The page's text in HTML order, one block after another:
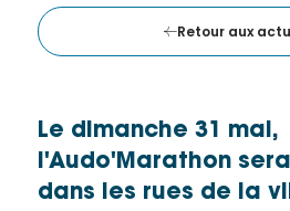
Retour aux
Le dimanche 31 mai,
l'Audo'Marathon
dans les rues de la